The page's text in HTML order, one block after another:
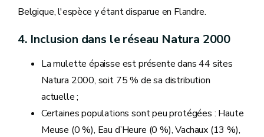
Belgique, l'espèce y étant disparue en Flandre.
4. Inclusion dans le réseau Natura 2000
La mulette épaisse est présente dans 44 sites
Natura 2000, soit 75 % de sa distribution
actuelle ;
Certaines populations sont peu protégées : Haute
Meuse (0 %), Eau d’Heure (0 %), Vachaux (13 %),